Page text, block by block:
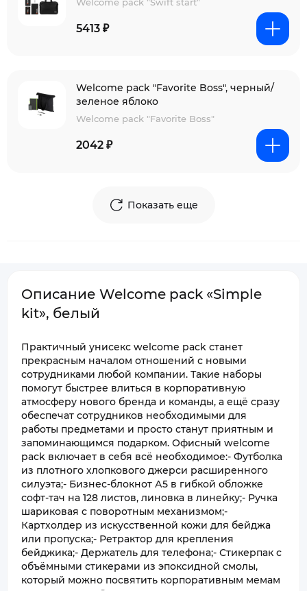
5413 ₽
Welcome pack "Favorite Boss", черный/
зеленое яблоко
Welcome pack "Favorite Boss"
2042 ₽
Показать еще
Описание Welcome pack «Simple
kit», белый
Практичный унисекс welcome pack станет
прекрасным началом отношений с новыми
сотрудниками любой компании. Такие наборы
помогут быстрее влиться в корпоративную
атмосферу нового бренда и команды, а ещё сразу
обеспечат сотрудников необходимыми для
работы предметами и просто станут приятным и
запоминающимся подарком. Офисный welcome
pack включает в себя всё необходимое:- Футболка
из плотного хлопкового джерси расширенного
силуэта;- Бизнес-блокнот А5 в гибкой обложке
софт-тач на 128 листов, линовка в линейку;- Ручка
шариковая с поворотным механизмом;-
Картхолдер из искусственной кожи для бейджа
или пропуска;- Ретрактор для крепления
бейджика;- Держатель для телефона;- Стикерпак с
объёмными стикерами из эпоксидной смолы,
который можно посвятить корпоративным мемам